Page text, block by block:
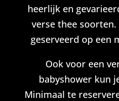
heerlijk en
verse thee
geserveerd op een
Ook voor een
babyshower kun
Minimaal te